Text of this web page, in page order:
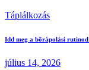
Táplálkozás
Idd meg a bőrápolási
július 14, 2026